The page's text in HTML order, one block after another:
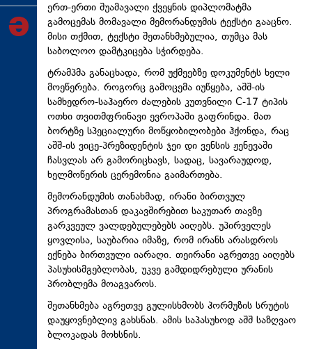
ერთ-ერთი შუამავალი ქვეყნის დიპლომატმა
გამოცემას მომავალი მემორანდუმის ტექსტი გააცნო.
მისი თქმით, ტექსტი შეთანხმებულია, თუმცა მას
საბოლოო დამტკიცება სჭირდება.
ტრამპმა განაცხადა, რომ უქმეებზე დოკუმენტს ხელი
მოეწერება. როგორც გამოცემა იუწყება, აშშ-ის
სამხედრო-საჰაერო ძალების კუთვნილი C-17 ტიპის
ოთხი თვითმფრინავი ევროპაში გაფრინდა. მათ
ბორტზე სპეციალური მოწყობილობები ჰქონდა, რაც
აშშ-ის ვიცე-პრეზიდენტის ჯეი დი ვენსის ჟენევაში
ჩასვლას არ გამორიცხავს, სადაც, სავარაუდოდ,
ხელმოწერის ცერემონია გაიმართება.
მემორანდუმის თანახმად, ირანი ბირთვულ
პროგრამასთან დაკავშირებით საკუთარ თავზე
გარკვეულ ვალდებულებებს აიღებს. უპირველეს
ყოვლისა, საუბარია იმაზე, რომ ირანს არასდროს
ექნება ბირთვული იარაღი. თეირანი აგრეთვე აიღებს
პასუხისმგებლობას, უკვე გამდიდრებული ურანის
პრობლემა მოაგვაროს.
შეთანხმება აგრეთვე გულისხმობს ჰორმუზის სრუტის
დაუყოვნებლივ გახსნას. ამის საპასუხოდ აშშ საზღვაო
ბლოკადას მოხსნის.